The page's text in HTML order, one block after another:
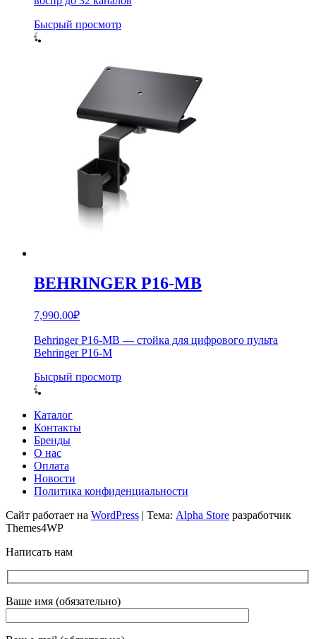
Бысрый просмотр
BEHRINGER P16-MB
7,990.00₽
Behringer P16-MB — cтойка для цифрового пульта
Behringer P16-M
Бысрый просмотр
Каталог
Контакты
Бренды
О нас
Оплата
Новости
Политика конфиденциальности
Сайт работает на WordPress | Тема: Alpha Store разработчик
Themes4WP
Написать нам
Ваше имя (обязательно)